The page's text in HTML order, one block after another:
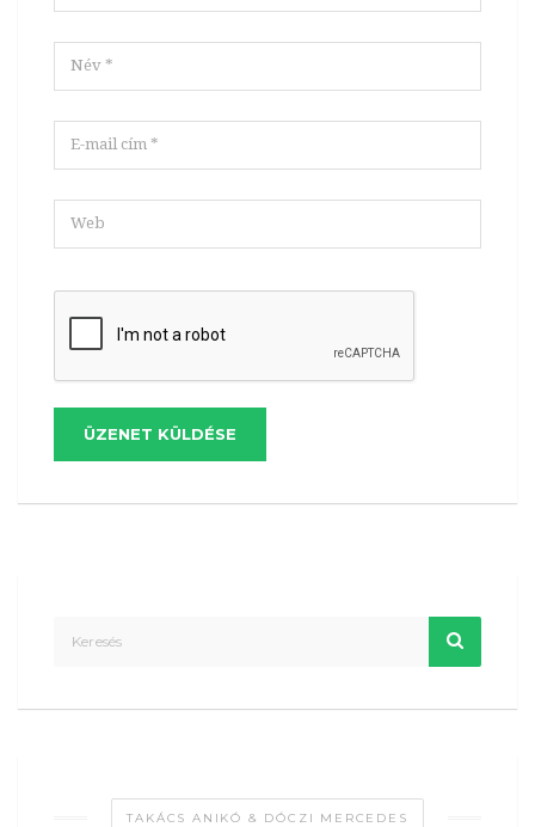
ÜZENET KÜLDÉSE
TAKÁCS ANIKÓ & DÓCZI MERCEDES